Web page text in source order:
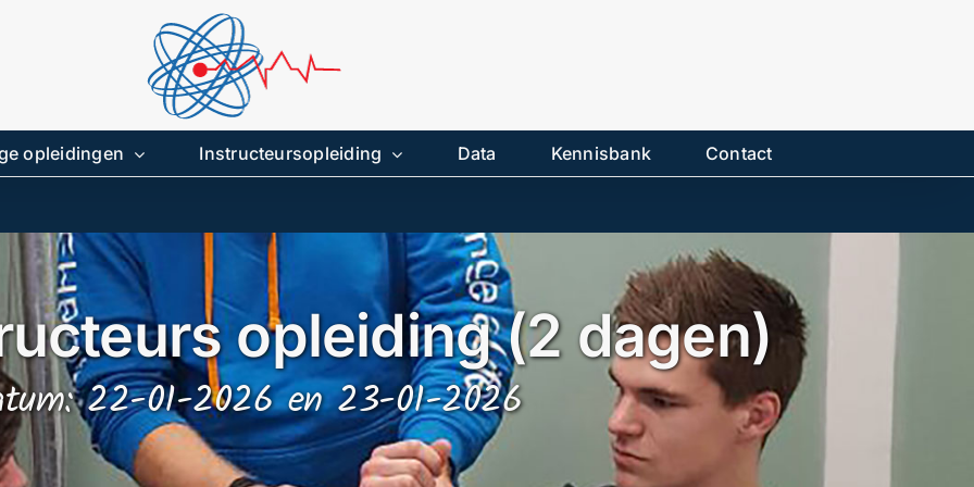
opleidingen Instructeursopleiding Data Kennisbank Contact
opleiding (2 dagen)
22-01-2026 en 23-01-2026